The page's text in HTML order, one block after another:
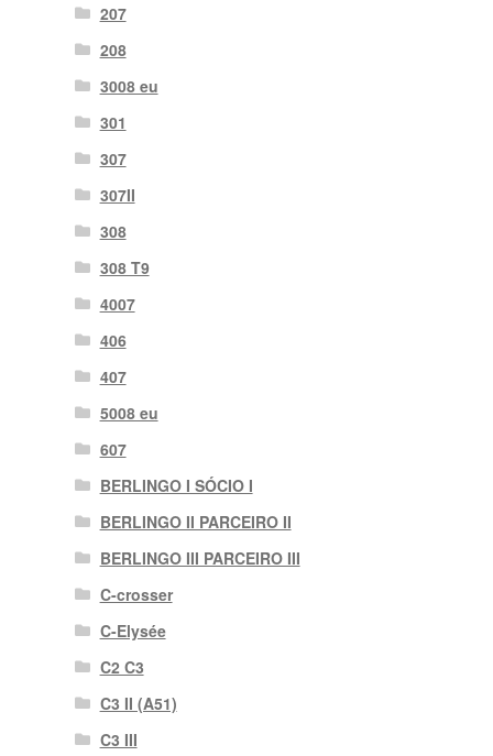
207
208
3008 eu
301
307
307II
308
308 T9
4007
406
407
5008 eu
607
BERLINGO I SÓCIO I
BERLINGO II PARCEIRO II
BERLINGO III PARCEIRO III
C-crosser
C-Elysée
C2 C3
C3 II (A51)
C3 III